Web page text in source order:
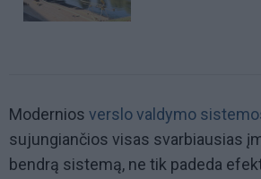
Modernios verslo valdymo
sujungiančios visas svarbiausias
bendrą sistemą, ne tik padeda